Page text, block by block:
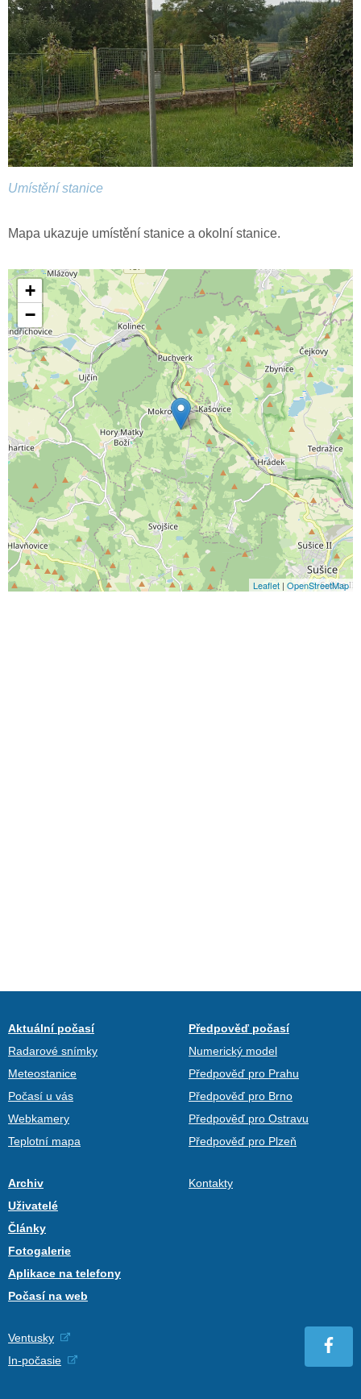
Umístění stanice
Mapa ukazuje umístění stanice a okolní stanice.
+
−
Leaflet | OpenStreetMap
Aktuální počasí
Radarové snímky
Meteostanice
Počasí u vás
Webkamery
Teplotní mapa
Předpověď počasí
Numerický model
Předpověď pro Prahu
Předpověď pro Brno
Předpověď pro Ostravu
Předpověď pro Plzeň
Archiv
Uživatelé
Články
Fotogalerie
Aplikace na telefony
Počasí na web
Kontakty
Ventusky
In-počasie